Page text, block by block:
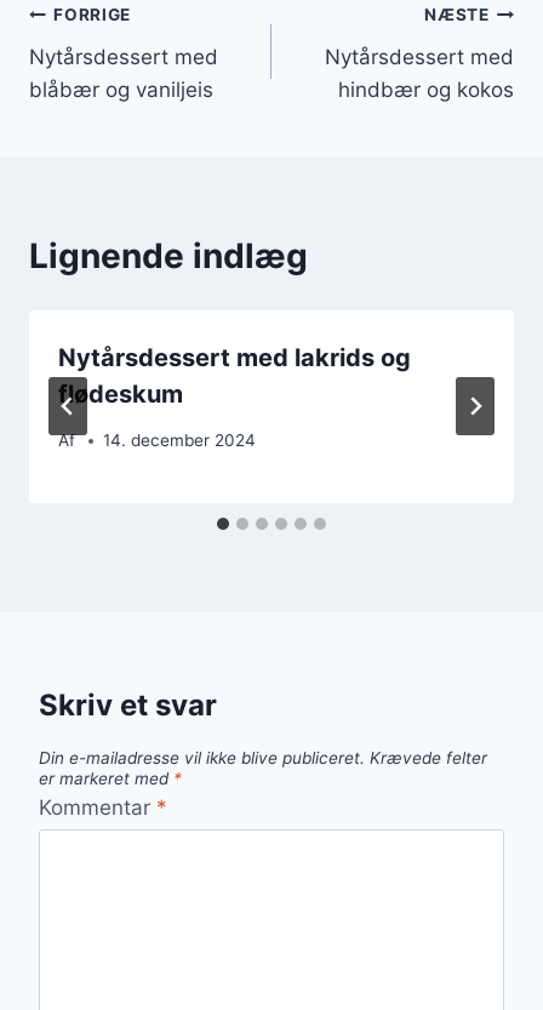
Indlægsnavigation
FORRIGE
Nytårsdessert med
blåbær og vaniljeis
NÆSTE
Nytårsdessert med
hindbær og kokos
Lignende indlæg
Nytårsdessert med lakrids og
flødeskum
Af 14. december 2024
Skriv et svar
Din e-mailadresse vil ikke blive publiceret. Krævede felter
er markeret med *
Kommentar *